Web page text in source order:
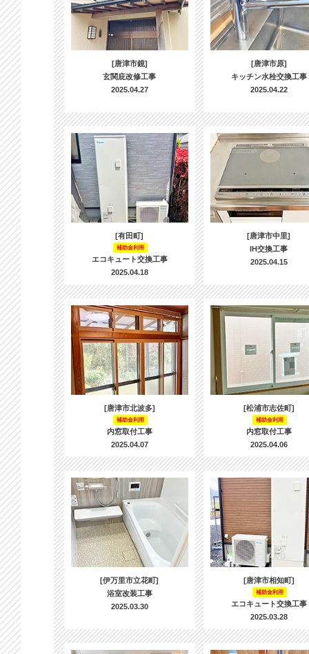
[唐津市鏡]
玄関庇改修工事
2025.04.27
[唐津市原]
キッチン水栓交換工事
2025.04.22
[有田町]
補助金利用
エコキュート交換工事
2025.04.18
[唐津市中里]
IH交換工事
2025.04.15
[唐津市北波多]
補助金利用
内窓取付工事
2025.04.07
[松浦市志佐町]
補助金利用
内窓取付工事
2025.04.06
[伊万里市立花町]
浴室改装工事
2025.03.30
[唐津市相知町]
補助金利用
エコキュート交換工事
2025.03.28